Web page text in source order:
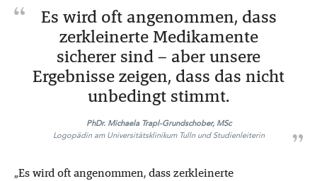
Es wird oft angenommen, dass
zerkleinerte Medikamente
sicherer sind – aber unsere
Ergebnisse zeigen, dass das nicht
unbedingt stimmt.
PhDr. Michaela Trapl-Grundschober, MSc
Logopädin am Universitätsklinikum Tulln und Studienleiterin
„Es wird oft angenommen, dass zerkleinerte